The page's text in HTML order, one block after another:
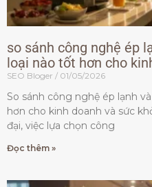
so sánh công nghệ ép
loại nào tốt hơn cho
SEO Bloger 01/05/2026
So sánh công nghệ ép lạnh
hơn cho kinh doanh và sức
đại, việc lựa chọn công
Đọc thêm »